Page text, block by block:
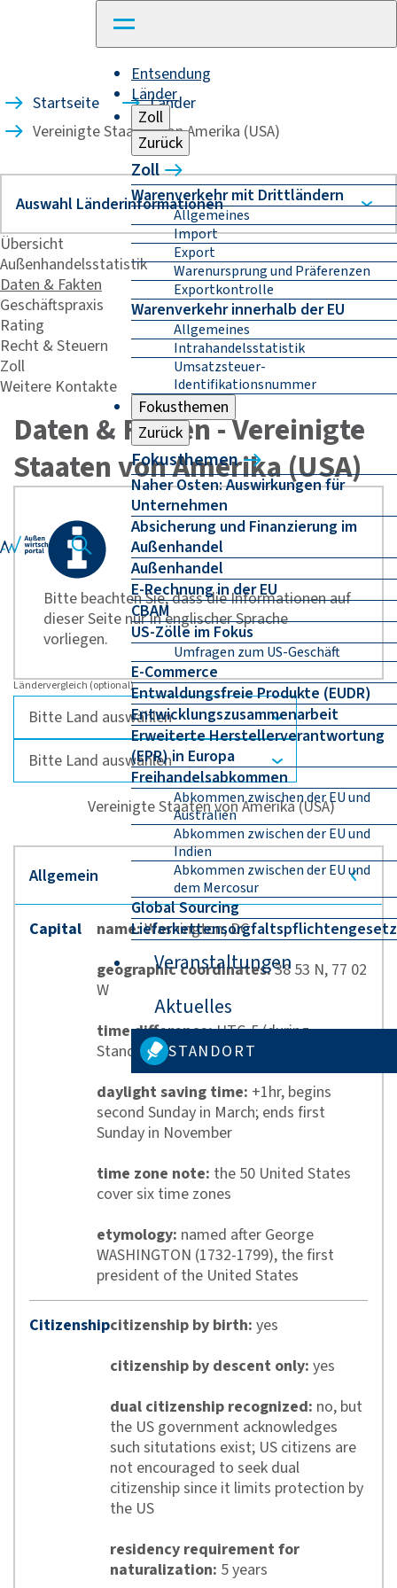
Entsendung
Länder
Zoll
Zurück
Zoll
Warenverkehr mit Drittländern
Allgemeines
Import
Export
Warenursprung und Präferenzen
Exportkontrolle
Warenverkehr innerhalb der EU
Allgemeines
Intrahandelsstatistik
Umsatzsteuer-
Identifikationsnummer
Fokusthemen
Zurück
Fokusthemen
Naher Osten: Auswirkungen für
Unternehmen
Absicherung und Finanzierung im
Außenhandel
Außenhandel
E-Rechnung in der EU
CBAM
US-Zölle im Fokus
Umfragen zum US-Geschäft
E-Commerce
Entwaldungsfreie Produkte (EUDR)
Entwicklungszusammenarbeit
Erweiterte Herstellerverantwortung
(EPR) in Europa
Freihandelsabkommen
Abkommen zwischen der EU und
Australien
Abkommen zwischen der EU und
Indien
Abkommen zwischen der EU und
dem Mercosur
Global Sourcing
Lieferkettensorgfaltspflichtengesetz
Veranstaltungen
Aktuelles
STANDORT
Startseite
Länder
Vereinigte Staaten von Amerika (USA)
Übersicht
Außenhandelsstatistik
Daten & Fakten
Geschäftspraxis
Rating
Recht & Steuern
Zoll
Weitere Kontakte
Daten & Fakten - Vereinigte
Staaten von Amerika (USA)
Bitte beachten Sie, dass die Informationen auf
dieser Seite nur in englischer Sprache
vorliegen.
Ländervergleich (optional)
Vereinigte Staaten von Amerika (USA)
Capital name:Washington, DC
geographic coordinates:38 53 N, 77 02
W
time difference:UTC-5 (during
Standard Time)
daylight saving time: +1hr, begins
second Sunday in March; ends first
Sunday in November
time zone note: the 50 United States
cover six time zones
etymology: named after George
WASHINGTON (1732-1799), the first
president of the United States
Citizenshipcitizenship by birth: yes
citizenship by descent only: yes
dual citizenship recognized: no, but
the US government acknowledges
such situtations exist; US citizens are
not encouraged to seek dual
citizenship since it limits protection by
the US
residency requirement for
naturalization: 5 years